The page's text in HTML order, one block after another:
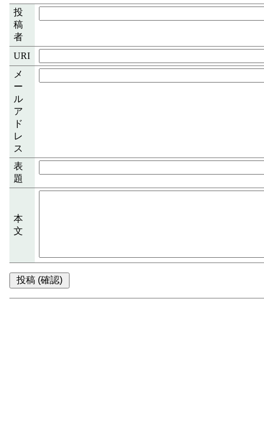
投
稿
者
URI
メ
ー
ル
ア
ド
レ
ス
表
題
本
文